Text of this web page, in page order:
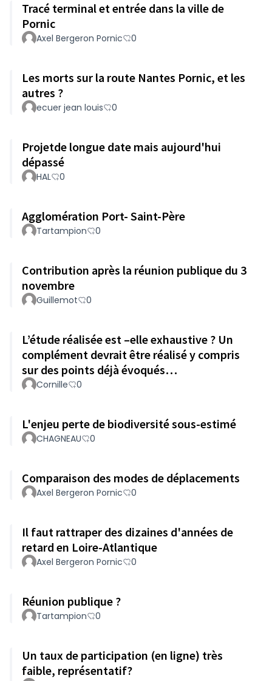
Tracé terminal et entrée dans la ville de
Pornic
Axel Bergeron Pornic 0
Les morts sur la route Nantes Pornic, et les
autres ?
ecuer jean louis 0
Projetde longue date mais aujourd'hui
dépassé
HAL 0
Agglomération Port- Saint-Père
Tartampion 0
Contribution après la réunion publique du 3
novembre
Guillemot 0
L’étude réalisée est –elle exhaustive ? Un
complément devrait être réalisé y compris
sur des points déjà évoqués…
Cornille 0
L'enjeu perte de biodiversité sous-estimé
CHAGNEAU 0
Comparaison des modes de déplacements
Axel Bergeron Pornic 0
Il faut rattraper des dizaines d'années de
retard en Loire-Atlantique
Axel Bergeron Pornic 0
Réunion publique ?
Tartampion 0
Un taux de participation (en ligne) très
faible, représentatif?